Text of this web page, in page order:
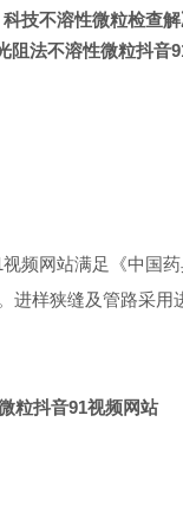
科技不溶性微粒检查
阻法不溶性微粒抖音
网站满足《中国药典
。进样狭缝及管路采用
粒抖音91视频网站